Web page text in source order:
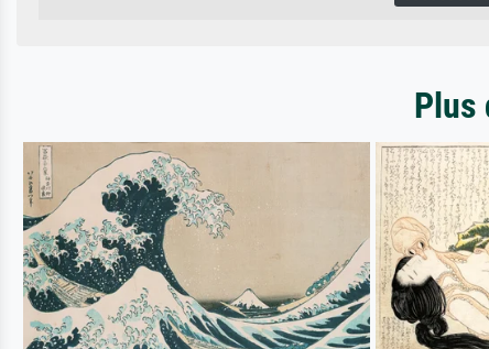
Plus